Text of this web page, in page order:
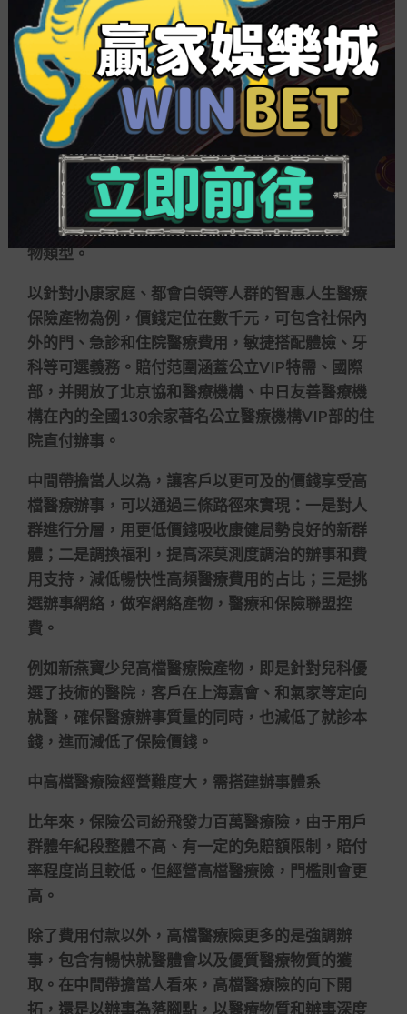
入客群，涵蓋公立特需、國際醫療部及VIP部的特需
醫療產物，具有更高的性價比。
招商信諾人壽關連擔當人表明，不但是價錢高矮或
貶價的疑問，高檔醫療險下沉到新中等收入群體，
相應的辦事內容也會有所差異，中端醫療險的特點
在于提供一定質量的性格化辦事；且在斟酌經濟性
的條件下，維持適用性。中高檔化實在可以懂得為
高檔醫療險計劃和實用人群的拓展，讓更多對醫療
品質和就醫體會有要求的人群可以有合適個人的產
物類型。
以針對小康家庭、都會白領等人群的智惠人生醫療
保險產物為例，價錢定位在數千元，可包含社保內
外的門、急診和住院醫療費用，敏捷搭配體檢、牙
科等可選義務。賠付范圍涵蓋公立VIP特需、國際
部，并開放了北京協和醫療機構、中日友善醫療機
構在內的全國130余家著名公立醫療機構VIP部的住
院直付辦事。
中間帶擔當人以為，讓客戶以更可及的價錢享受高
檔醫療辦事，可以通過三條路徑來實現：一是對人
群進行分層，用更低價錢吸收康健局勢良好的新群
體；二是調換福利，提高深莫測度調治的辦事和費
用支持，減低暢快性高頻醫療費用的占比；三是挑
選辦事網絡，做窄網絡產物，醫療和保險聯盟控
費。
例如新燕寶少兒高檔醫療險產物，即是針對兒科優
選了技術的醫院，客戶在上海嘉會、和氣家等定向
就醫，確保醫療辦事質量的同時，也減低了就診本
錢，進而減低了保險價錢。
中高檔醫療險經營難度大，需搭建辦事體系
比年來，保險公司紛飛發力百萬醫療險，由于用戶
群體年紀段整體不高、有一定的免賠額限制，賠付
率程度尚且較低。但經營高檔醫療險，門檻則會更
高。
除了費用付款以外，高檔醫療險更多的是強調辦
事，包含有暢快就醫體會以及優質醫療物質的獲
取。在中間帶擔當人看來，高檔醫療險的向下開
拓，還是以辦事為落腳點，以醫療物質和辦事深度